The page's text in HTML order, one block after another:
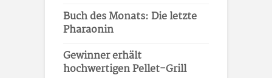
Buch des Monats: Die letzte
Pharaonin
Gewinner erhält
hochwertigen Pellet-Grill